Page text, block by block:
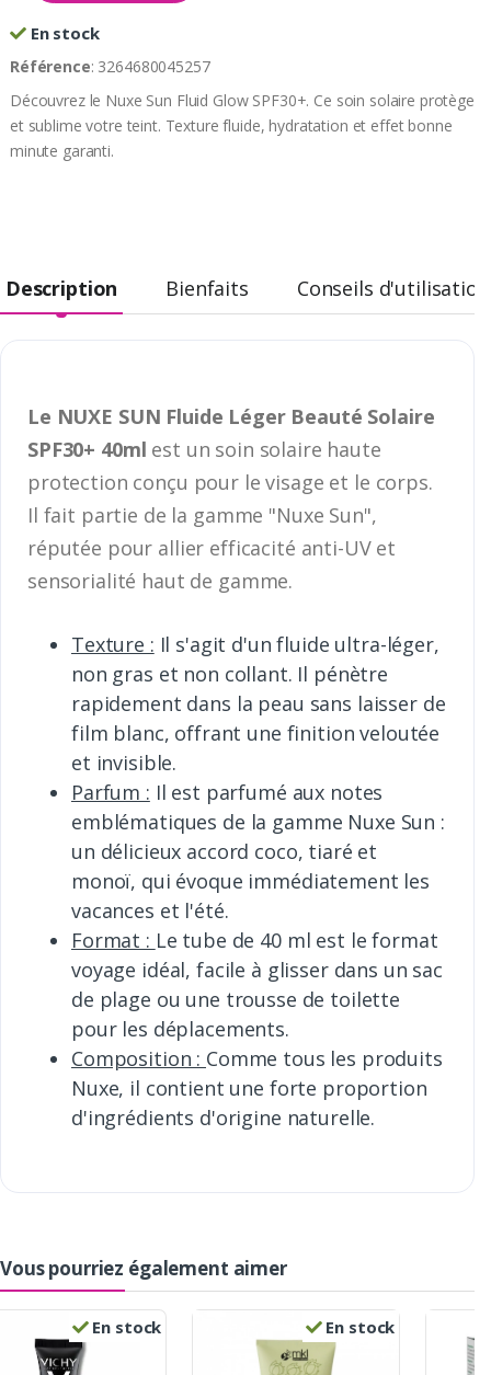
En stock
Référence: 3264680045257
Découvrez le Nuxe Sun Fluid Glow SPF30+. Ce soin solaire protège
et sublime votre teint. Texture fluide, hydratation et effet bonne
minute garanti.
Description Bienfaits Conseils d'utilisation
Le NUXE SUN Fluide Léger Beauté Solaire
SPF30+ 40ml est un soin solaire haute
protection conçu pour le visage et le corps.
Il fait partie de la gamme "Nuxe Sun",
réputée pour allier efficacité anti-UV et
sensorialité haut de gamme.
Texture : Il s'agit d'un fluide ultra-léger,
non gras et non collant. Il pénètre
rapidement dans la peau sans laisser de
film blanc, offrant une finition veloutée
et invisible.
Parfum : Il est parfumé aux notes
emblématiques de la gamme Nuxe Sun :
un délicieux accord coco, tiaré et
monoï, qui évoque immédiatement les
vacances et l'été.
Format : Le tube de 40 ml est le format
voyage idéal, facile à glisser dans un sac
de plage ou une trousse de toilette
pour les déplacements.
Composition : Comme tous les produits
Nuxe, il contient une forte proportion
d'ingrédients d'origine naturelle.
Vous pourriez également aimer
En stock En stock